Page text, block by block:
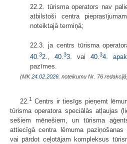
22.2. tūrisma operators nav
atbilstoši centra
noteiktajā termiņā;
22.3. ja centrs tūrisma
40.32., 40.33. vai 40.34.
pazīmes.
(MK24.02.2026. noteikumu Nr. 76
22.1 Centrs ir tiesīgs pieņemt
tūrisma operatora speciālās atļaujas
sešiem mēnešiem, un tūrisma
attiecīgā centra lēmuma paziņošanas
vai pārdot ceļotājam kompleksus